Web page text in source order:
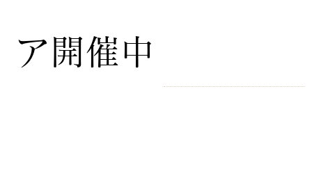
ア開催中